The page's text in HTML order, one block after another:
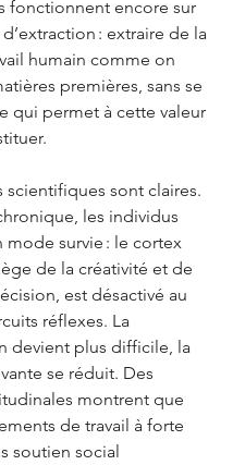
fonctionnent encore sur
: extraire de la
humain comme on
premières, sans se
qui permet à cette valeur
scientifiques sont claires.
les individus
mode survie : le cortex
de la créativité et de
est désactivé au
réflexes. La
devient plus difficile, la
se réduit. Des
montrent que
de travail à forte
soutien social